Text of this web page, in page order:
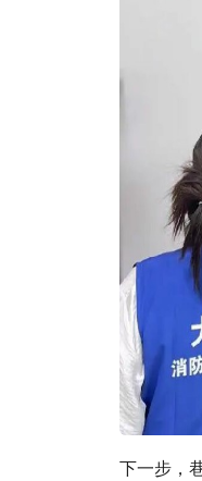
下一步，